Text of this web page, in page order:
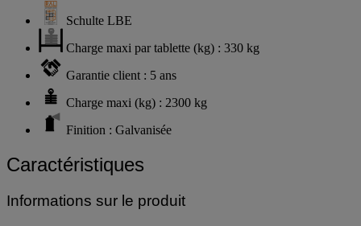
Schulte LBE
Charge maxi par tablette (kg) : 330 kg
Garantie client : 5 ans
Charge maxi (kg) : 2300 kg
Finition : Galvanisée
Caractéristiques
Informations sur le produit